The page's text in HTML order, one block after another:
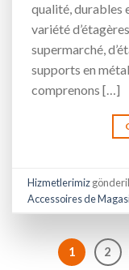
qualité, durables
variété
supermarché,
supports en
comprenons […]
Hizmetlerimiz
Accessoires de
1 2